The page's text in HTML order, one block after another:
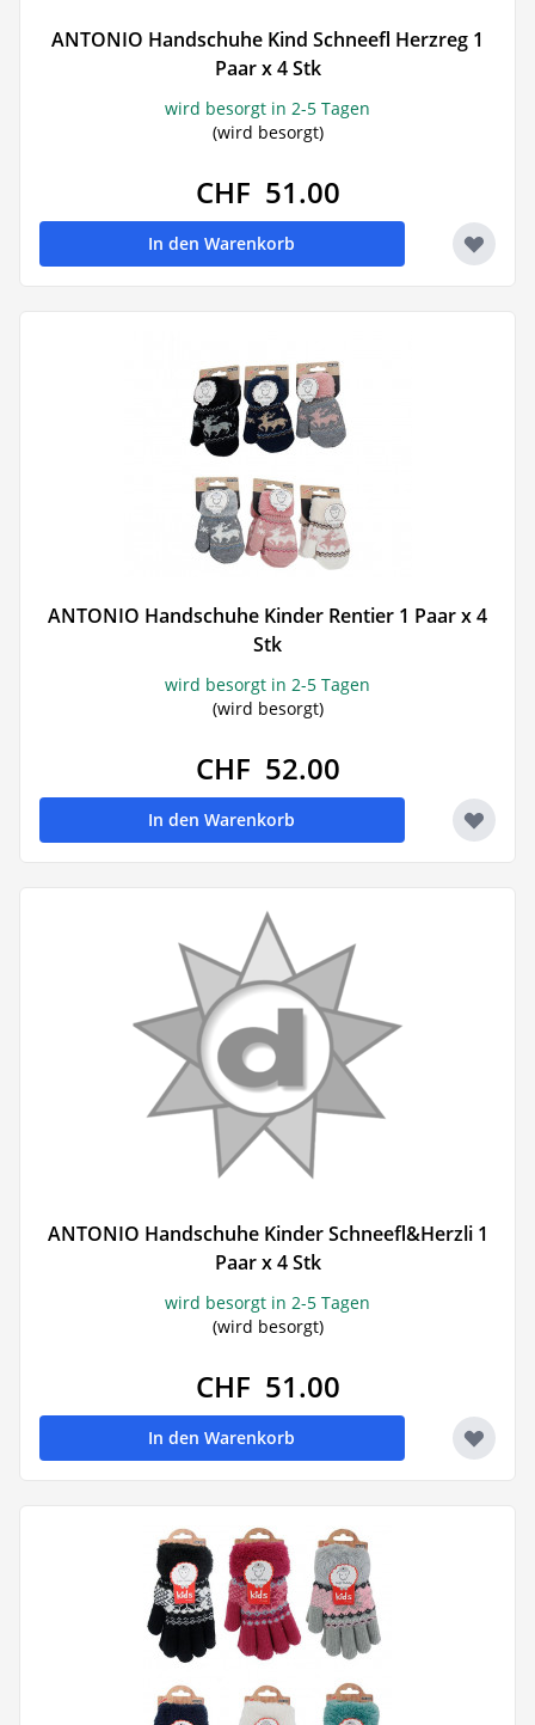
ANTONIO Handschuhe Kind Schneefl Herzreg 1
Paar x 4 Stk
wird besorgt in 2-5 Tagen
(wird besorgt)
CHF 51.00
In den Warenkorb
ANTONIO Handschuhe Kinder Rentier 1 Paar x 4
Stk
wird besorgt in 2-5 Tagen
(wird besorgt)
CHF 52.00
In den Warenkorb
ANTONIO Handschuhe Kinder Schneefl&Herzli 1
Paar x 4 Stk
wird besorgt in 2-5 Tagen
(wird besorgt)
CHF 51.00
In den Warenkorb